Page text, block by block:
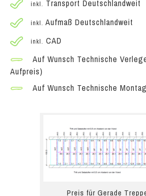
inkl. Transport Deutschlandweit
inkl. Aufmaß Deutschlandweit
inkl. CAD
Auf Wunsch Technische
Aufpreis)
Auf Wunsch Technische
Preis für Gerade